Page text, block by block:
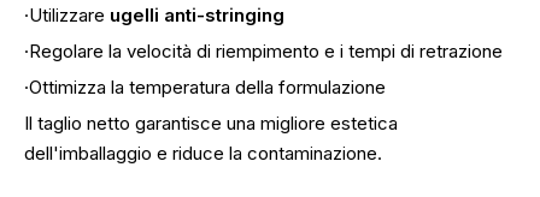
·Utilizzare ugelli anti-stringing
·Regolare la velocità di riempimento e i tempi di retrazione
·Ottimizza la temperatura della formulazione
Il taglio netto garantisce una migliore estetica
dell'imballaggio e riduce la contaminazione.